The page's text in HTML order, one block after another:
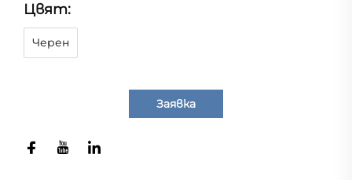
Цвят:
Черен
Заявка